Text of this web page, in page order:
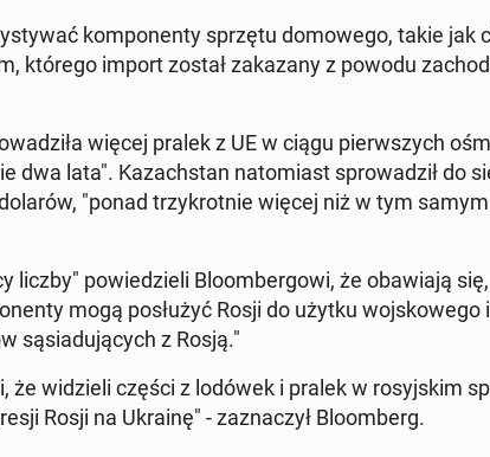
kom­po­nen­ty sprzętu do­mo­we­go, takie jak
którego import został za­ka­za­ny z powodu
więcej pralek z UE w ciągu pierw­szych
dwa lata". Ka­zach­stan na­to­miast spro­wa­dził do
"ponad trzy­krot­nie więcej niż w tym
liczby" po­wie­dzie­li Blo­om­ber­go­wi, że oba­wia­ją
mogą po­słu­żyć Rosji do użytku woj­sko­we­go i
są­sia­du­ją­cych z Rosją."
że wi­dzie­li części z lodówek i pralek w ro­syj­skim
Rosji na Ukrainę" - za­zna­czył Blo­om­berg.